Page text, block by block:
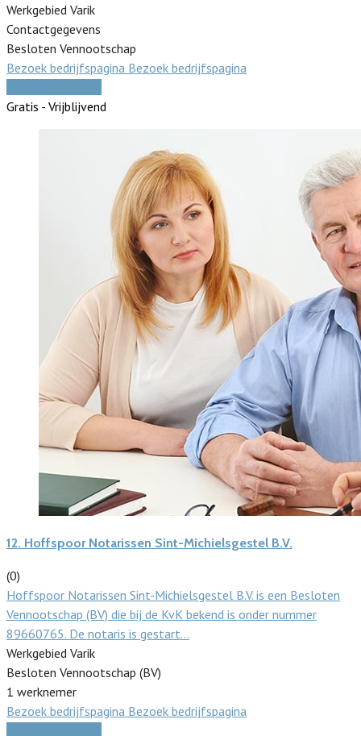
Werkgebied Varik
Contactgegevens
Besloten Vennootschap
Bezoek bedrijfspagina Bezoek bedrijfspagina
Gratis - Vrijblijvend
12. Hoffspoor Notarissen Sint-Michielsgestel B.V.
(0)
Hoffspoor Notarissen Sint-Michielsgestel B.V. is een Besloten
Vennootschap (BV) die bij de KvK bekend is onder nummer
89660765. De notaris is gestart…
Werkgebied Varik
Besloten Vennootschap (BV)
1 werknemer
Bezoek bedrijfspagina Bezoek bedrijfspagina